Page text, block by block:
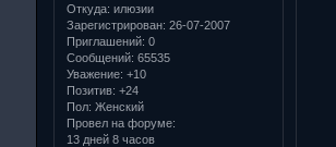
Откуда: илюзии
Зарегистрирован: 26-07-2007
Приглашений: 0
Сообщений: 65535
Уважение: +10
Позитив: +24
Пол: Женский
Провел на форуме:
13 дней 8 часов